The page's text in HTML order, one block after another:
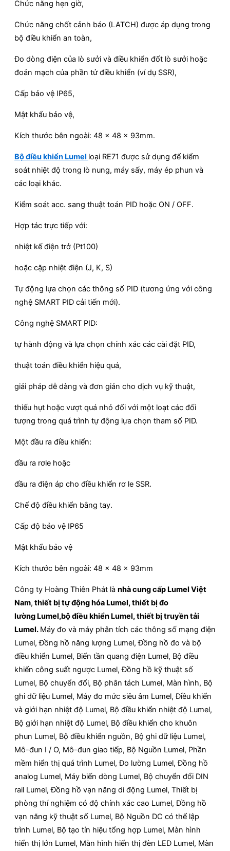
Chức năng hẹn giờ,
Chức năng chốt cảnh báo (LATCH) được áp dụng trong
bộ điều khiển an toàn,
Đo dòng điện của lò sưởi và điều khiển đốt lò sưởi hoặc
đoản mạch của phần tử điều khiển (ví dụ SSR),
Cấp bảo vệ IP65,
Mật khẩu bảo vệ,
Kích thước bên ngoài: 48 x 48 x 93mm.
Bộ điều khiển Lumel loại RE71 được sử dụng để kiểm
soát nhiệt độ trong lò nung, máy sấy, máy ép phun và
các loại khác.
Kiểm soát acc. sang thuật toán PID hoặc ON / OFF.
Hợp tác trực tiếp với:
nhiệt kế điện trở (Pt100)
hoặc cặp nhiệt điện (J, K, S)
Tự động lựa chọn các thông số PID (tương ứng với công
nghệ SMART PID cải tiến mới).
Công nghệ SMART PID:
tự hành động và lựa chọn chính xác các cài đặt PID,
thuật toán điều khiển hiệu quả,
giải pháp dễ dàng và đơn giản cho dịch vụ kỹ thuật,
thiếu hụt hoặc vượt quá nhỏ đối với một loạt các đối
tượng trong quá trình tự động lựa chọn tham số PID.
Một đầu ra điều khiển:
đầu ra rơle hoặc
đầu ra điện áp cho điều khiển rơ le SSR.
Chế độ điều khiển bằng tay.
Cấp độ bảo vệ IP65
Mật khẩu bảo vệ
Kích thước bên ngoài: 48 x 48 x 93mm
Công ty Hoàng Thiên Phát là nhà cung cấp Lumel Việt
Nam, thiết bị tự động hóa Lumel, thiết bị đo
lường Lumel,bộ điều khiển Lumel, thiết bị truyền tải
Lumel. Máy đo và máy phân tích các thông số mạng điện
Lumel, Đồng hồ năng lượng Lumel, Đồng hồ đo và bộ
điều khiển Lumel, Biến tần quang điện Lumel, Bộ điều
khiển công suất ngược Lumel, Đồng hồ kỹ thuật số
Lumel, Bộ chuyển đổi, Bộ phân tách Lumel, Màn hình, Bộ
ghi dữ liệu Lumel, Máy đo mức siêu âm Lumel, Điều khiển
và giới hạn nhiệt độ Lumel, Bộ điều khiển nhiệt độ Lumel,
Bộ giới hạn nhiệt độ Lumel, Bộ điều khiển cho khuôn
phun Lumel, Bộ điều khiển nguồn, Bộ ghi dữ liệu Lumel,
Mô-đun I / O, Mô-đun giao tiếp, Bộ Nguồn Lumel, Phần
mềm hiển thị quá trình Lumel, Đo lường Lumel, Đồng hồ
analog Lumel, Máy biến dòng Lumel, Bộ chuyển đổi DIN
rail Lumel, Đồng hồ vạn năng di động Lumel, Thiết bị
phòng thí nghiệm có độ chính xác cao Lumel, Đồng hồ
vạn năng kỹ thuật số Lumel, Bộ Nguồn DC có thể lập
trình Lumel, Bộ tạo tín hiệu tổng hợp Lumel, Màn hình
hiển thị lớn Lumel, Màn hình hiển thị đèn LED Lumel, Màn